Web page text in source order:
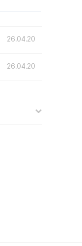
26.04.20
26.04.20